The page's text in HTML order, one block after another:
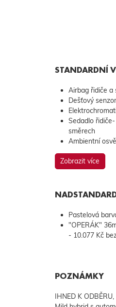
STANDARDNÍ
Airbag řidiče a
Dešťový senzor
Sedadlo
směrech
Ambientní
Zobrazit více
Pastelová
"OPERÁK"
- 10.077 Kč
POZNÁMKY
IHNED K